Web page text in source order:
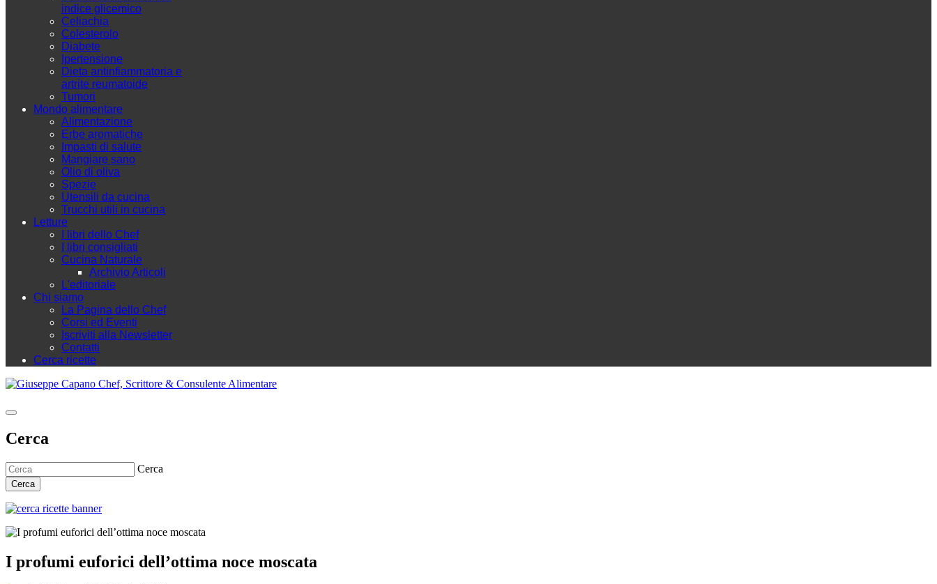
indice glicemico
Celiachia
Colesterolo
Diabete
Ipertensione
Dieta antinfiammatoria e
artrite reumatoide
Tumori
Mondo alimentare
Alimentazione
Erbe aromatiche
Impasti di salute
Mangiare sano
Olio di oliva
Spezie
Utensili da cucina
Trucchi utili in cucina
Letture
I libri dello Chef
I libri consigliati
Cucina Naturale
Archivio Articoli
L'editoriale
Chi siamo
La Pagina dello Chef
Corsi ed Eventi
Iscriviti alla Newsletter
Contatti
Cerca ricette
Cerca
Cerca
Cerca
I profumi euforici dell’ottima noce moscata